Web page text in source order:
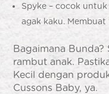
Spyke – cocok
agak kaku.
Bagaimana Bunda?
rambut anak.
Kecil dengan
Cussons Baby, ya.